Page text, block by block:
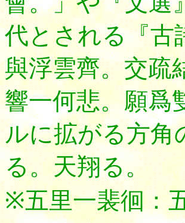
代とされる『古
與浮雲齊。交疏
響一何悲。願爲
ルに拡がる方
る。天翔る。
※五里一裴徊：